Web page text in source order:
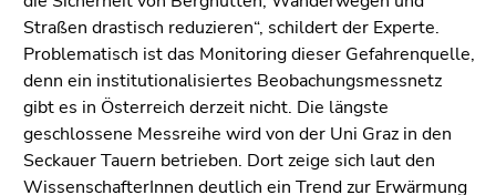
Straßen drastisch reduzieren“, schildert der Experte.
Problematisch ist das Monitoring dieser Gefahrenquelle,
denn ein institutionalisiertes Beobachungsmessnetz
gibt es in Österreich derzeit nicht. Die längste
geschlossene Messreihe wird von der Uni Graz in den
Seckauer Tauern betrieben. Dort zeige sich laut den
WissenschafterInnen deutlich ein Trend zur Erwärmung